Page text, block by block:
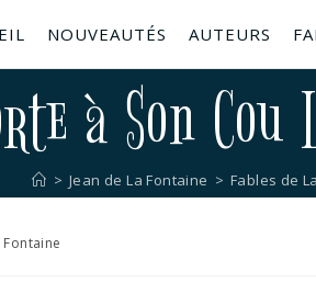
NOUVEAUTÉS AUTEURS
à Son
> Jean de La Fontaine > Fables de